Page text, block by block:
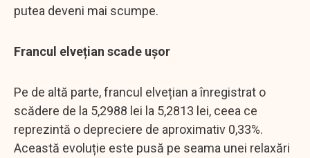
putea deveni mai scumpe.
Francul elvețian scade ușor
Pe de altă parte, francul elvețian a înregistrat o
scădere de la 5,2988 lei la 5,2813 lei, ceea ce
reprezintă o depreciere de aproximativ 0,33%.
Această evoluție este pusă pe seama unei relaxări